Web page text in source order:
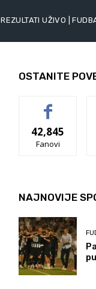
REZULTATI UŽIVO |
OSTANITE
42,845
Fanovi
NAJNOVIJE